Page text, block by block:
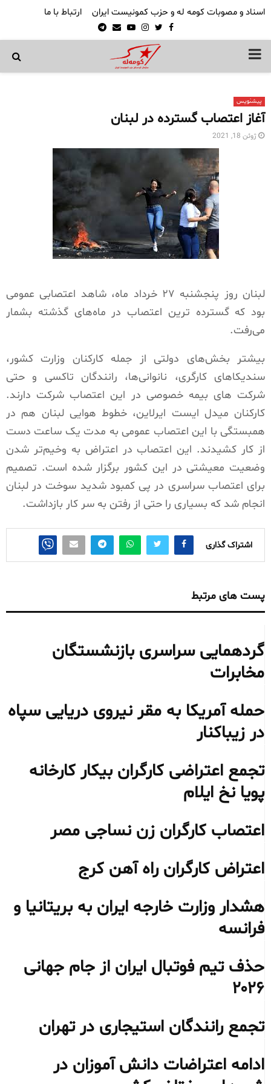
اسناد و مصوبات کومه له و حزب کمونیست ایران ارتباط با ما
Facebook
Twitter
Instagram
Youtube
Email
Telegram
PRIMARY
پیشنویس
آغاز اعتصاب گسترده در لبنان
ژوئن 18, 2021
لبنان روز پنجشنبه ۲۷ خرداد ماه، شاهد اعتصابی عمومى
بود که گسترده ترین اعتصاب در ماه‌هاى گذشته بشمار
می‌رفت.
بیشتر بخش‌هاى دولتى از جمله کارکنان وزارت کشور،
سندیکاهاى کارگرى، نانوانی‌ها، رانندگان تاکسى و حتی
شرکت های بیمه خصوصى در این اعتصاب شرکت دارند.
کارکنان میدل ایست ایرلاین، خطوط هوایى لبنان هم در
همبستگى با این اعتصاب عمومى به مدت یک ساعت دست
از کار کشیدند. این اعتصاب در اعتراض به وخیم‌تر شدن
وضعیت معیشتى در این کشور برگزار شده است. تصمیم
براى اعتصاب سراسرى در پى کمبود شدید سوخت در لبنان
انجام شد که بسیارى را حتى از رفتن به سر کار بازداشت.
اشتراک گذاری
پست های مرتبط
گردهمایی سراسری بازنشستگان
مخابرات
حمله آمریکا به مقر نیروی دریایی سپاه
در زیباکنار
تجمع اعتراضی کارگران بیکار کارخانه
پویا نخ ایلام
اعتصاب کارگران زن نساجی مصر
اعتراض کارگران راه آهن کرج
هشدار وزارت خارجه ایران به بریتانیا و
فرانسه
حذف تیم فوتبال ایران از جام جهانی
۲۰۲۶
تجمع رانندگان استیجاری در تهران
ادامه اعتراضات دانش آموزان در